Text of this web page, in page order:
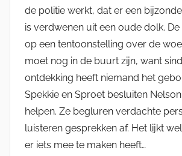
de politie werkt, dat er een
is verdwenen uit een oude dolk.
op een tentoonstelling over de
moet nog in de buurt zijn, want
ontdekking heeft niemand het
Spekkie en Sproet besluiten
helpen. Ze begluren verdachte
luisteren gesprekken af. Het lijkt
er iets mee te maken heeft…